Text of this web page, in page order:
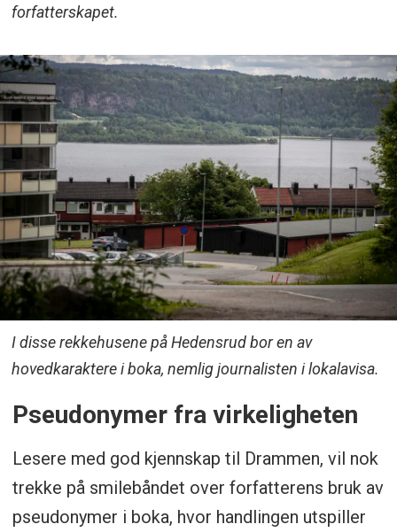
forfatterskapet.
I disse rekkehusene på Hedensrud bor en av
hovedkaraktere i boka, nemlig journalisten i lokalavisa.
Pseudonymer fra virkeligheten
Lesere med god kjennskap til Drammen, vil nok
trekke på smilebåndet over forfatterens bruk av
pseudonymer i boka, hvor handlingen utspiller